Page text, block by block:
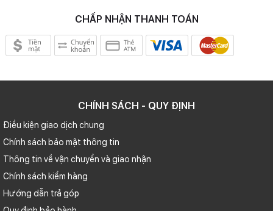
CHẤP NHẬN THANH TOÁN
CHÍNH SÁCH - QUY ĐỊNH
Điều kiện giao dịch chung
Chính sách bảo mật thông tin
Thông tin về vận chuyển và giao nhận
Chính sách kiểm hàng
Hướng dẫn trả góp